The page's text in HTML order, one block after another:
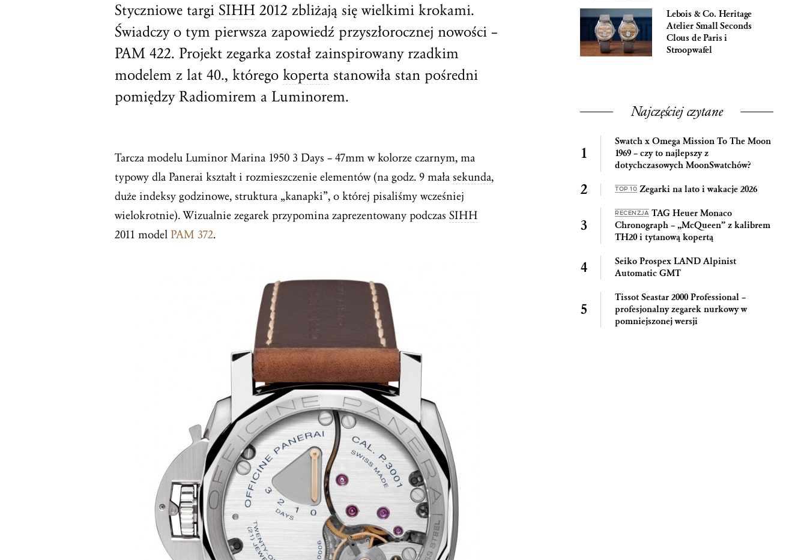
Styczniowe targi SIHH 2012 zbliżają się wielkimi krokami.
Świadczy o tym pierwsza zapowiedź przyszłorocznej nowości –
PAM 422. Projekt zegarka został zainspirowany rzadkim
modelem z lat 40., którego koperta stanowiła stan pośredni
pomiędzy Radiomirem a Luminorem.
Tarcza modelu Luminor Marina 1950 3 Days – 47mm w kolorze czarnym, ma
typowy dla Panerai kształt i rozmieszczenie elementów (na godz. 9 mała sekunda,
duże indeksy godzinowe, struktura „kanapki”, o której pisaliśmy wcześniej
wielokrotnie). Wizualnie zegarek przypomina zaprezentowany podczas SIHH
2011 model PAM 372.
Lebois & Co. Heritage
Atelier Small Seconds
Clous de Paris i
Stroopwafel
Najczęściej czytane
Swatch x Omega Mission To The Moon
1969 – czy to najlepszy z
dotychczasowych MoonSwatchów?
TOP 10 Zegarki na lato i wakacje 2026
RECENZJA TAG Heuer Monaco
Chronograph – „McQueen” z kalibrem
TH20 i tytanową kopertą
Seiko Prospex LAND Alpinist
Automatic GMT
Tissot Seastar 2000 Professional –
profesjonalny zegarek nurkowy w
pomniejszonej wersji